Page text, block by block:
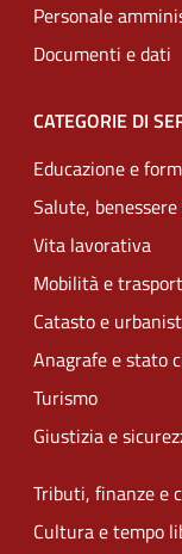
Personale
Documenti e dati
CATEGORIE DI
Educazione e
Salute,
Vita lavorativa
Mobilità e
Catasto e
Anagrafe e stato
Turismo
Giustizia e
Tributi, finanze e
Cultura e tempo